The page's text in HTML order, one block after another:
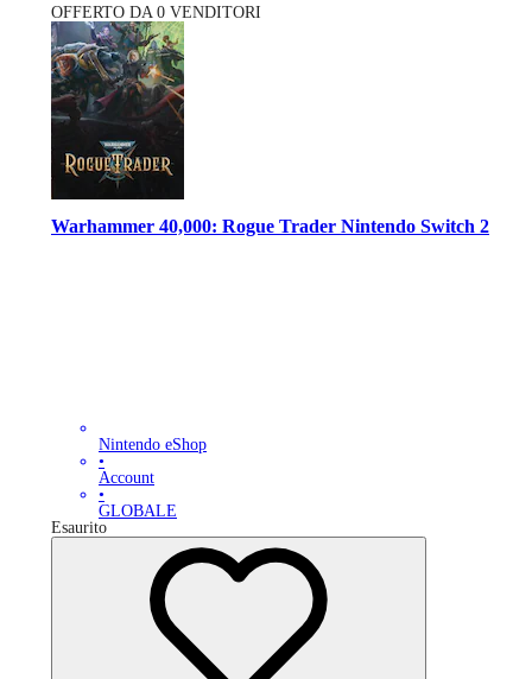
OFFERTO DA 0 VENDITORI
Warhammer 40,000: Rogue Trader Nintendo Switch 2
Nintendo eShop
•
Account
•
GLOBALE
Esaurito